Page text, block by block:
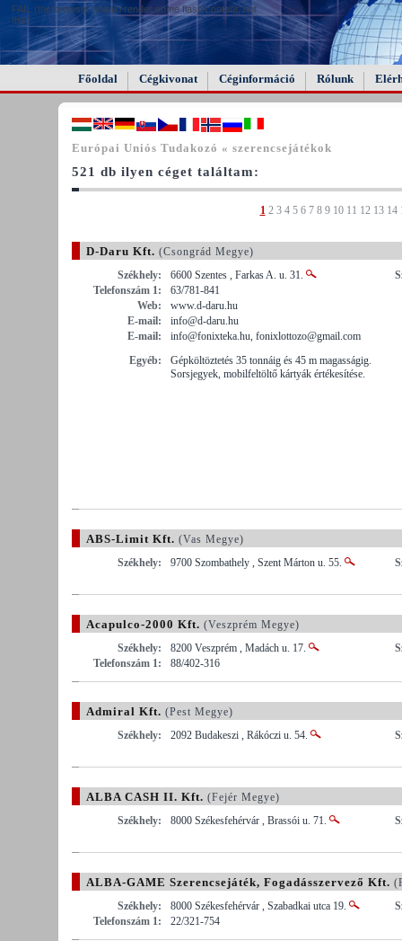
FAIL (the browser should render some flash content, not
this).
Főoldal Cégkivonat Céginformáció Rólunk
Európai Uniós Tudakozó « szerencsejátékok
521 db ilyen céget találtam:
1 2 3 4 5 6 7 8 9 10 11 12 13 14
D-Daru Kft. (Csongrád Megye)
Székhely:
6600 Szentes , Farkas A. u. 31.
Telefonszám 1:
63/781-841
Web:
www.d-daru.hu
E-mail:
info@d-daru.hu
E-mail:
info@fonixteka.hu, fonixlottozo@gmail.com
Egyéb:
Gépköltöztetés 35 tonnáig és 45 m magasságig.
Sorsjegyek, mobilfeltöltő kártyák értékesítése.
ABS-Limit Kft. (Vas Megye)
Székhely:
9700 Szombathely , Szent Márton u. 55.
Acapulco-2000 Kft. (Veszprém Megye)
Székhely:
8200 Veszprém , Madách u. 17.
Telefonszám 1:
88/402-316
Admiral Kft. (Pest Megye)
Székhely:
2092 Budakeszi , Rákóczi u. 54.
ALBA CASH II. Kft. (Fejér Megye)
Székhely:
8000 Székesfehérvár , Brassói u. 71.
ALBA-GAME Szerencsejáték, Fogadásszervező Kft.
Székhely:
8000 Székesfehérvár , Szabadkai utca 19.
Telefonszám 1:
22/321-754